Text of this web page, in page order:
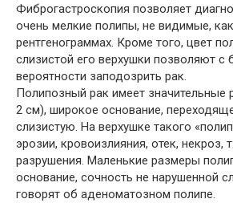
Фиброгастроскопия позволяет
очень мелкие полипы, не видимые,
рентгенограммах. Кроме того, цвет
слизистой его верхушки позволяют с
вероятности заподозрить рак.
Полипозный рак имеет значительные
2 см), широкое основание,
слизистую. На верхушке такого
эрозии, кровоизлияния, отек, некроз,
разрушения. Маленькие размеры
основание, сочность не нарушенной
говорят об аденоматозном полипе.